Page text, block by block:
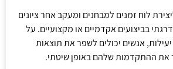
לוח זמנים למבחנים ומעקב אחר ציונים
בביצועים אקדמיים או מקצועיים. על
יעילות, אנשים יכולים לשפר את תוצאות
את ההתקדמות שלהם באופן שיטתי.